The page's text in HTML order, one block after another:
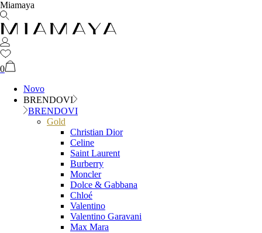
Miamaya
0
Novo
BRENDOVI
BRENDOVI
Gold
Christian Dior
Celine
Saint Laurent
Burberry
Moncler
Dolce & Gabbana
Chloé
Valentino
Valentino Garavani
Max Mara